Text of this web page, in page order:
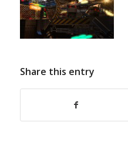
Share this entry